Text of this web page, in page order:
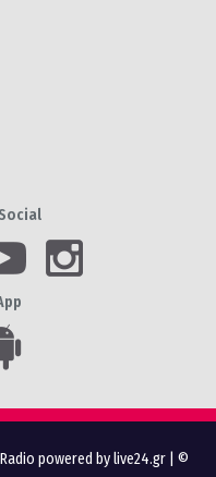
Radio powered by live24.gr | ©